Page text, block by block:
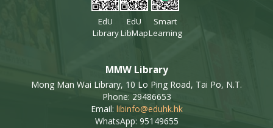
EdU
Library
EdU
LibMap
Smart
Learning
MMW Library
Mong Man Wai Library, 10 Lo Ping Road, Tai Po, N.T.
Phone: 29486653
Email: libinfo@eduhk.hk
WhatsApp: 95149655